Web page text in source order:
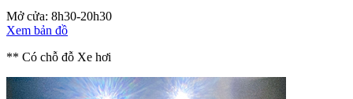
Mở cửa: 8h30-20h30
Xem bản đồ
** Có chỗ đỗ Xe hơi